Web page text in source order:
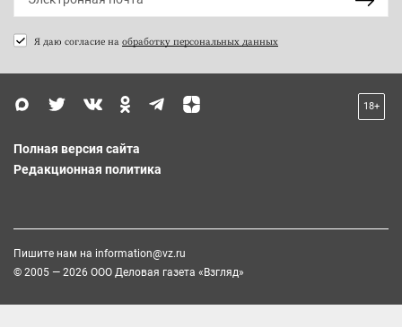
Я даю согласие на обработку персональных данных
18+
Полная версия сайта
Редакционная политика
Пишите нам на information@vz.ru
© 2005 — 2026 ООО Деловая газета «Взгляд»